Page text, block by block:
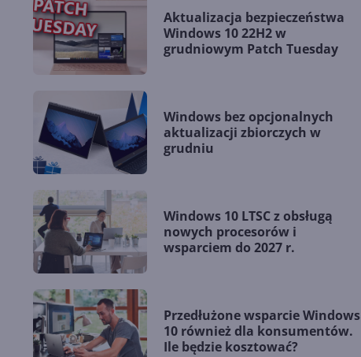
Aktualizacja bezpieczeństwa
Windows 10 22H2 w
grudniowym Patch Tuesday
Windows bez opcjonalnych
aktualizacji zbiorczych w
grudniu
Windows 10 LTSC z obsługą
nowych procesorów i
wsparciem do 2027 r.
Przedłużone wsparcie Windows
10 również dla konsumentów.
Ile będzie kosztować?